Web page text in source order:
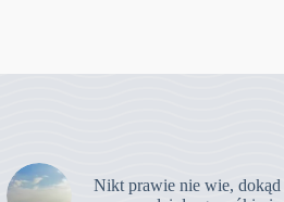
Nikt prawie nie wie, dokąd